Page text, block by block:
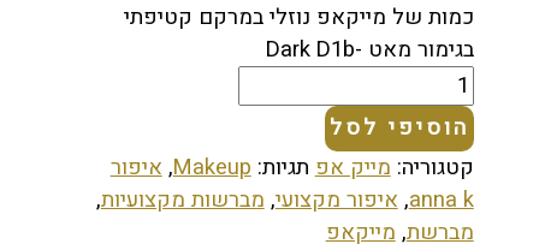
כמות של מייקאפ נוזלי במרקם קטיפתי
בגימור מאט -Dark D1b
הוסיפי לסל
קטגוריה:מייק אפ תגיות:Makeup
,איפור
anna k
,איפור מקצועי,מברשות מקצועיות,
מברשת,מייקאפ